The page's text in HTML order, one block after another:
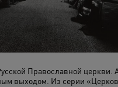
Православной церкви.
выходом. Из серии